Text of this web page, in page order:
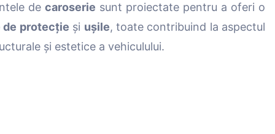
decaroserie sunt proiectate pentru a oferi o
de protecție și ușile, toate contribuind la aspectul
și estetice a vehiculului.